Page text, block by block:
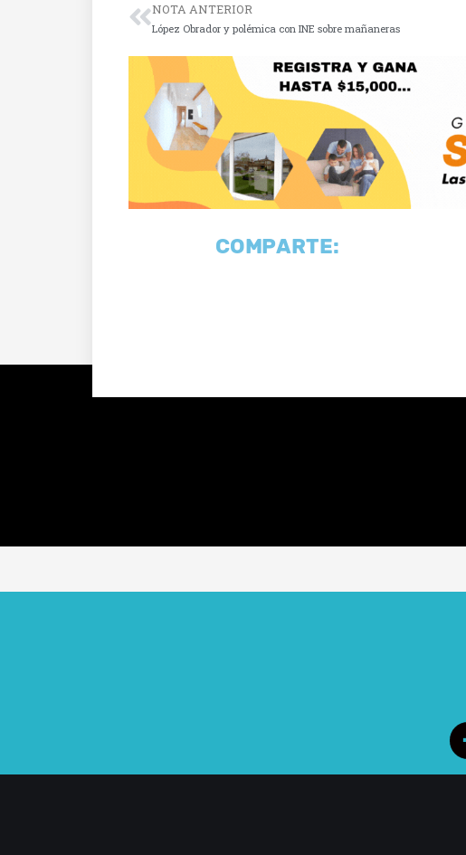
NOTA ANTERIOR
López Obrador y polémica con INE sobre mañaneras
COMPARTE: